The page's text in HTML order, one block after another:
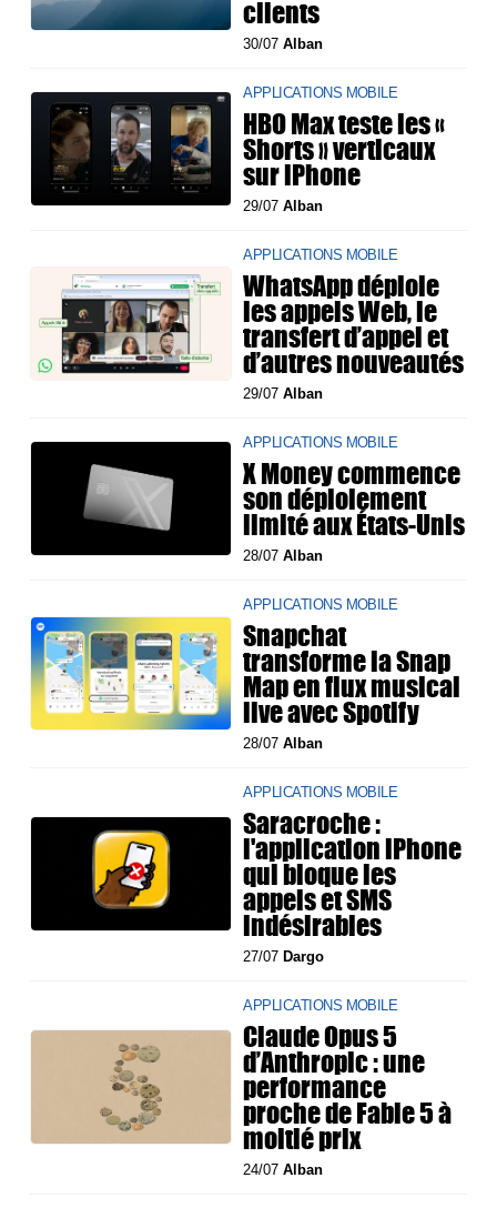
clients
30/07Alban
APPLICATIONS MOBILE
HBO Max teste les «
Shorts » verticaux
sur iPhone
29/07Alban
APPLICATIONS MOBILE
WhatsApp déploie
les appels Web, le
transfert d’appel et
d’autres nouveautés
29/07Alban
APPLICATIONS MOBILE
X Money commence
son déploiement
limité aux États-Unis
28/07Alban
APPLICATIONS MOBILE
Snapchat
transforme la Snap
Map en flux musical
live avec Spotify
28/07Alban
APPLICATIONS MOBILE
Saracroche :
l'application iPhone
qui bloque les
appels et SMS
indésirables
27/07Dargo
APPLICATIONS MOBILE
Claude Opus 5
d’Anthropic : une
performance
proche de Fable 5 à
moitié prix
24/07Alban